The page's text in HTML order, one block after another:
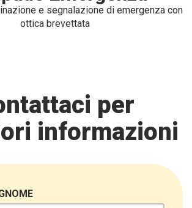
e segnalazione di emergenza con
ottica brevettata
per
informazioni